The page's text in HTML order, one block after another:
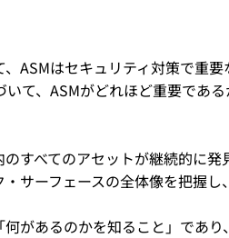
ASMはセキュリティ対策で重
て、ASMがどれほど重要である
すべてのアセットが継続的に発
サーフェースの全体像を把握
があるのかを知ること」であり